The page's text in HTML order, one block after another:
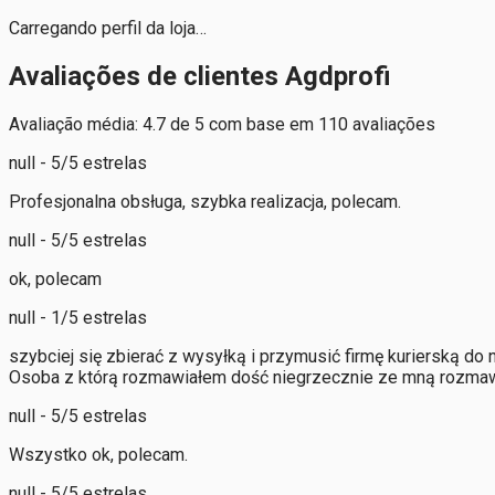
Carregando perfil da loja…
Avaliações de clientes Agdprofi
Avaliação média: 4.7 de 5 com base em 110 avaliações
null - 5/5 estrelas
Profesjonalna obsługa, szybka realizacja, polecam.
null - 5/5 estrelas
ok, polecam
null - 1/5 estrelas
szybciej się zbierać z wysyłką i przymusić firmę kurierską do
Osoba z którą rozmawiałem dość niegrzecznie ze mną
null - 5/5 estrelas
Wszystko ok, polecam.